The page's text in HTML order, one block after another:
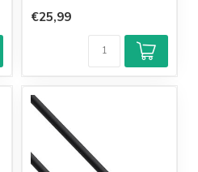
€25,99